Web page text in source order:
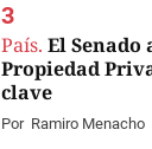
País. El Senado
Propiedad
clave
Por Ramiro Menacho